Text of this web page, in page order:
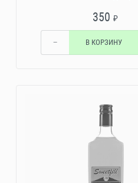
350 ₽
− В КОРЗИНУ